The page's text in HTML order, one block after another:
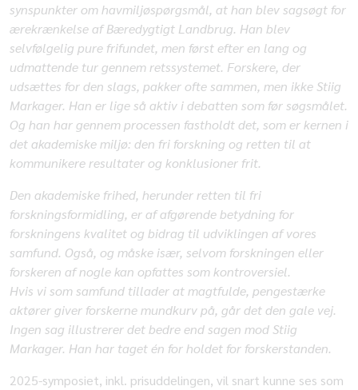
synspunkter om havmiljøspørgsmål, at han blev sagsøgt for
ærekrænkelse af Bæredygtigt Landbrug. Han blev
selvfølgelig pure frifundet, men først efter en lang og
udmattende tur gennem retssystemet. Forskere, der
udsættes for den slags, pakker ofte sammen, men ikke Stiig
Markager. Han er lige så aktiv i debatten som før søgsmålet.
Og han har gennem processen fastholdt det, som er kernen i
det akademiske miljø: den fri forskning og retten til at
kommunikere resultater og konklusioner frit.
Den akademiske frihed, herunder retten til fri
forskningsformidling, er af afgørende betydning for
forskningens kvalitet og bidrag til udviklingen af vores
samfund. Også, og måske især, selvom forskningen eller
forskeren af nogle kan opfattes som kontroversiel.
Hvis vi som samfund tillader at magtfulde, pengestærke
aktører giver forskerne mundkurv på, går det den gale vej.
Ingen sag illustrerer det bedre end sagen mod Stiig
Markager. Han har taget én for holdet for forskerstanden.
2025-symposiet, inkl. prisuddelingen, vil snart kunne ses som